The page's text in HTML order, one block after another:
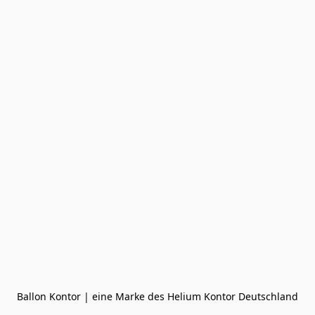
Ballon Kontor | eine Marke des Helium Kontor Deutschland